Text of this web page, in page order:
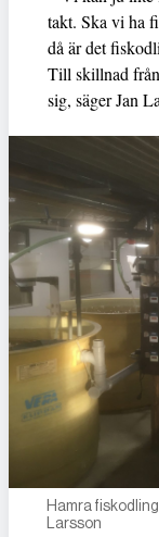
takt. Ska vi ha
då är det
Till skillnad
sig, säger Jan
Hamra
Larsson